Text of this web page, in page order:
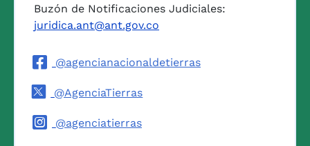
Buzón de Notificaciones Judiciales:
juridica.ant@ant.gov.co
@agencianacionaldetierras
@AgenciaTierras
@agenciatierras